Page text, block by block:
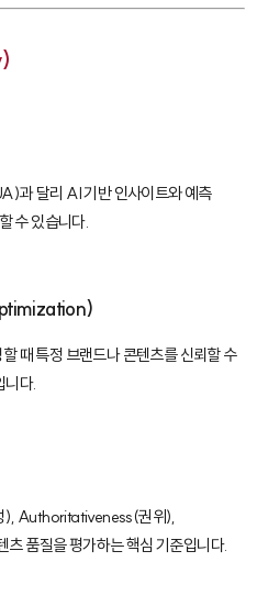
과 달리 AI 기반 인사이트와 예측
수 있습니다.
때 특정 브랜드나 콘텐츠를 신뢰할 수
니다.
Authoritativeness(권위),
품질을 평가하는 핵심 기준입니다.